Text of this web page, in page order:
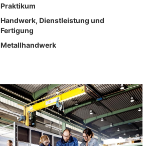
Praktikum
Handwerk, Dienstleistung und
Fertigung
Metallhandwerk